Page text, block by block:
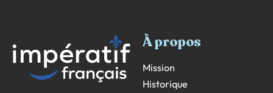
À propos
Mission
Historique